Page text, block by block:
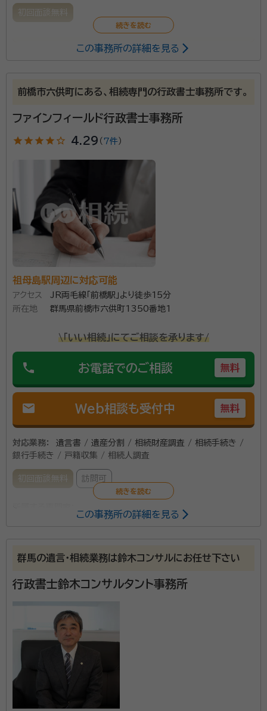
初回面談無料
面倒な戸籍の収集や書類の作成・・・相続手続きについ
この事務所の詳細を見る
前橋市六供町にある、相続専門の行政書士事務所です。
ファインフィールド行政書士事務所
star star star star star_outline 4.29 （ 7件 ）
祖母島駅周辺に対応可能
アクセス
JR両毛線「前橋駅」より徒歩15分
所在地
群馬県前橋市六供町1350番地1
\「いい相続」にてご相談を承ります/
phone お電話でのご相談 無料
mail Web相談も受付中 無料
対応業務：
遺言書 / 遺産分割 / 相続財産調査 / 相続手続き /
銀行手続き / 戸籍収集 / 相続人調査
初回面談無料 訪問可
事務所口コミ（抜粋）：
account_circle 満足度 5.0
ご利用時期：2023/11
契約後の感想
手続きも早く、親切で丁寧な対応でした。また、利用したいと思います。
令和3年10月に開設した、相続を専門とする行政書士
この事務所の詳細を見る
群馬の遺言・相続業務は鈴木コンサルにお任せ下さい
行政書士鈴木コンサルタント事務所